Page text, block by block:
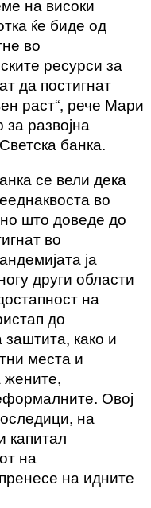
ќе биде од
во
ресурси за
да постигнат
раст“, ​​рече Мари
развојна
банка.
се вели дека
во
што доведе до
во
ја
други области
на
до
како и
места и
жените,
Овој
на
капитал
на
на идните